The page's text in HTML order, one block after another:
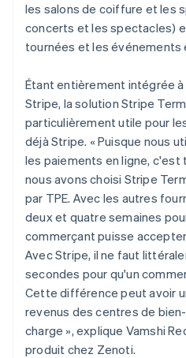
les salons de coiffure et les
concerts et les spectacles)
tournées et les événements
Étant entièrement intégrée
Stripe, la solution Stripe
particulièrement utile pour
déjà Stripe. « Puisque nous
les paiements en ligne,
nous avons choisi Stripe
par TPE. Avec les autres
deux et quatre semaines
commerçant puisse
Avec Stripe, il ne faut
secondes pour qu'un
Cette différence peut avoir
revenus des centres de
charge », explique Vamshi
produit chez Zenoti.
Allemagne
DeutschEnglish
English
Autriche
DeutschEnglish
Belgique
Nederlands FrançaisDeutsch
Brésil
PortuguêsEnglish
Bulgarie
English
Canada
English Français